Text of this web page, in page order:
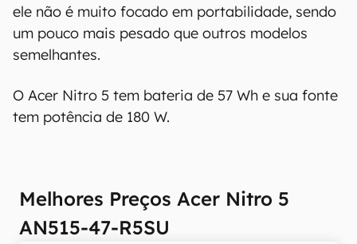
ele não é muito focado em portabilidade, sendo
um pouco mais pesado que outros modelos
semelhantes.
O Acer Nitro 5 tem bateria de 57 Wh e sua fonte
tem potência de 180 W.
Melhores Preços Acer Nitro 5
AN515-47-R5SU